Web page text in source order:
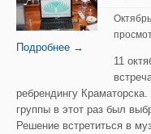
Подробнее →
11
ребрендингу
группы в этот раз был
Решение встретиться в